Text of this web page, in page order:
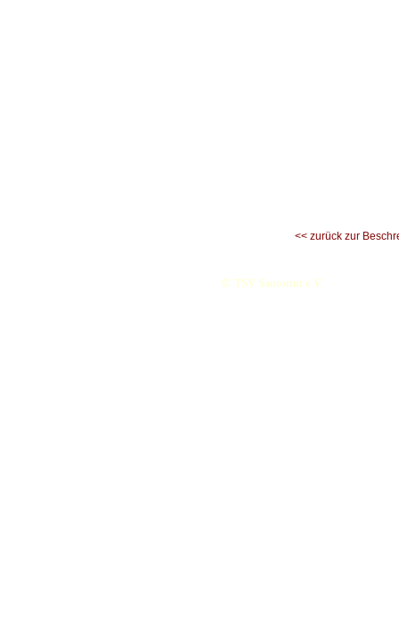
<< zurück zur
© TSV Santorini e.V.